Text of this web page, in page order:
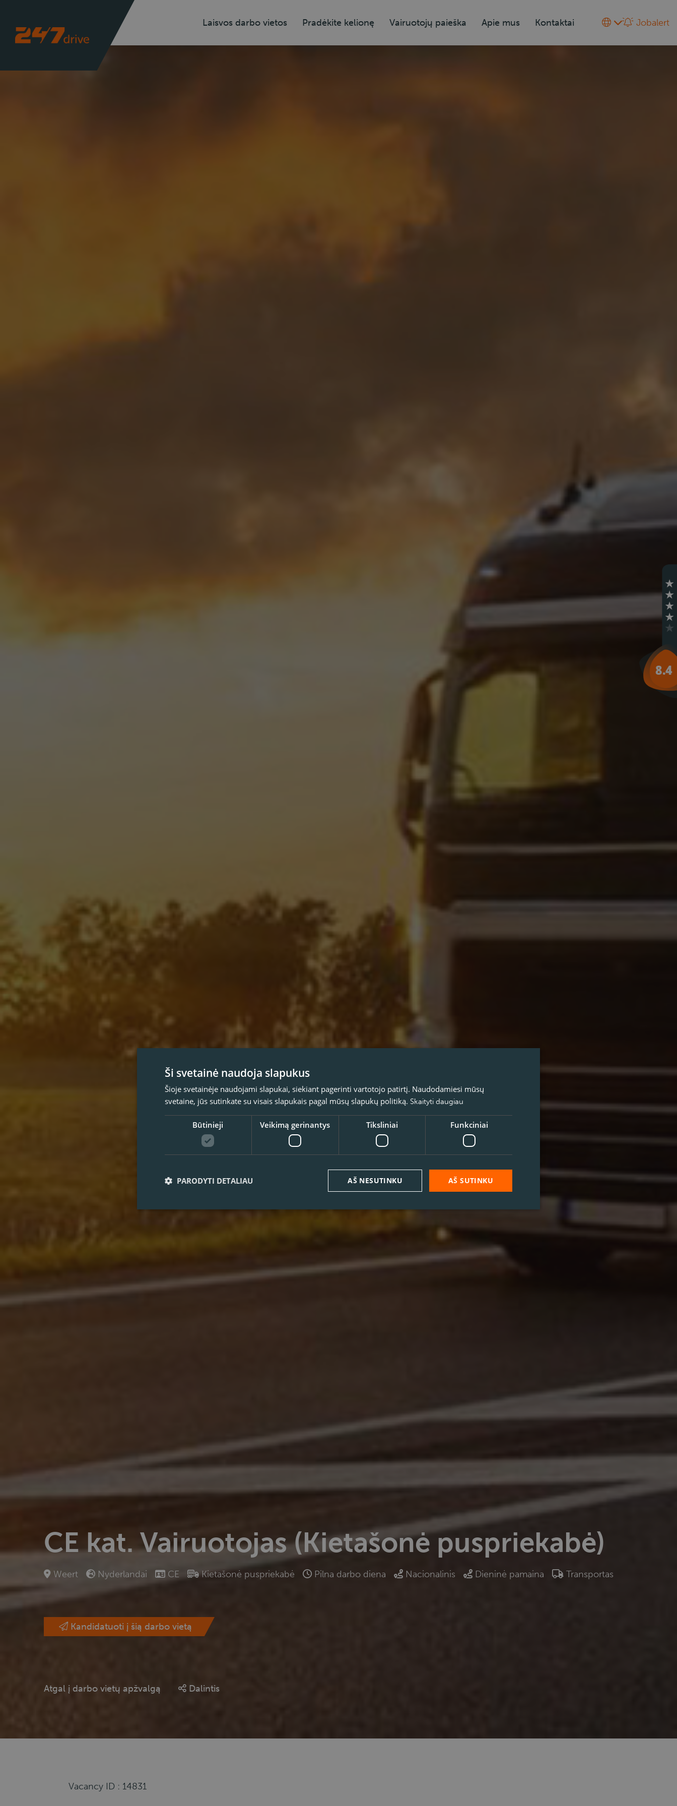
Laisvos darbo vietos Pradėkite kelionę Vairuotojų paieška Apie mus Kontaktai Jobalert
CE kat. Vairuotojas (Kietašonė puspriekabė)
Weert Nyderlandai CE Kietašonė puspriekabė Pilna darbo diena Nacionalinis Dieninė pamaina Transportas
Kandidatuoti į šią darbo vietą
Atgal į darbo vietų apžvalgą Dalintis
Vacancy ID : 14831
Ši svetainė naudoja slapukus
Šioje svetainėje naudojami slapukai, siekiant pagerinti vartotojo patirtį. Naudodamiesi mūsų
svetaine, jūs sutinkate su visais slapukais pagal mūsų slapukų politiką. Skaityti daugiau
Būtinieji Veikimą gerinantys Tiksliniai Funkciniai
AŠ SUTINKU
AŠ NESUTINKU
PARODYTI DETALIAU